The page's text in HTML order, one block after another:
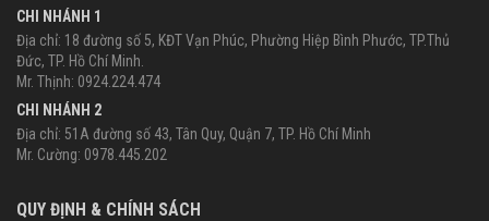
CHI NHÁNH 1
Địa chỉ: 18 đường số 5, KĐT Vạn Phúc, Phường Hiệp Bình Phước, TP.Thủ
Đức, TP. Hồ Chí Minh.
Mr. Thịnh: 0924.224.474
CHI NHÁNH 2
Địa chỉ: 51A đường số 43, Tân Quy, Quận 7, TP. Hồ Chí Minh
Mr. Cường: 0978.445.202
QUY ĐỊNH & CHÍNH SÁCH